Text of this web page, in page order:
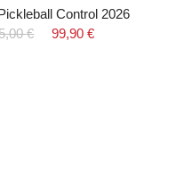
Control 2026
€
99,90 €